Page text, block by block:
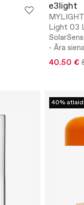
e3light
Light 03
- Āra
40.50 €
40%